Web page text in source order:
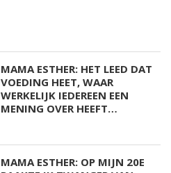
MAMA ESTHER: HET LEED DAT
VOEDING HEET, WAAR
WERKELIJK IEDEREEN EEN
MENING OVER HEEFT…
MAMA ESTHER: OP MIJN 20E